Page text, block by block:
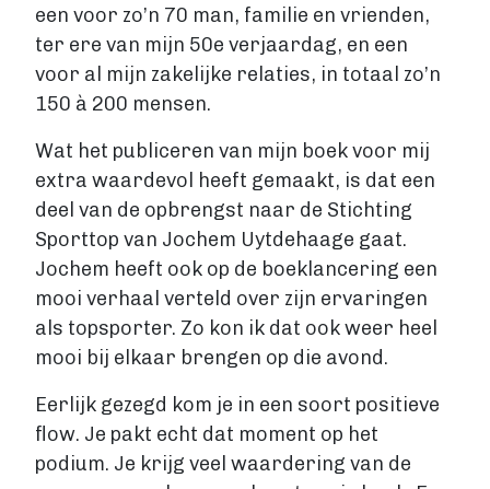
een voor zo’n 70 man, familie en vrienden,
ter ere van mijn 50e verjaardag, en een
voor al mijn zakelijke relaties, in totaal zo’n
150 à 200 mensen.
Wat het publiceren van mijn boek voor mij
extra waardevol heeft gemaakt, is dat een
deel van de opbrengst naar de Stichting
Sporttop van Jochem Uytdehaage gaat.
Jochem heeft ook op de boeklancering een
mooi verhaal verteld over zijn ervaringen
als topsporter. Zo kon ik dat ook weer heel
mooi bij elkaar brengen op die avond.
Eerlijk gezegd kom je in een soort positieve
flow. Je pakt echt dat moment op het
podium. Je krijg veel waardering van de